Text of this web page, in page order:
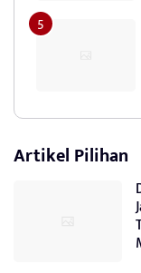
Artikel Pilihan